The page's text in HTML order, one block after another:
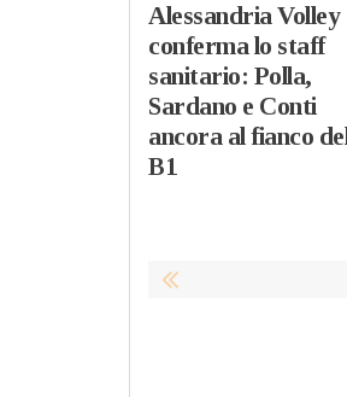
Alessandria Volley
conferma lo staff
sanitario: Polla,
Sardano e Conti
ancora al fianco
B1